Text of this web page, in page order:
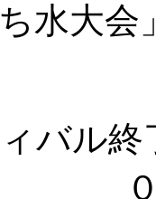
ち水大
バル